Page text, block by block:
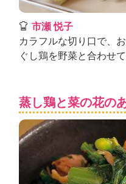
市瀬 悦子
カラフルな切り口で、
ぐし鶏を野菜と合わせ
蒸し鶏と菜の花の